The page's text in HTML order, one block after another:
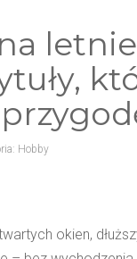
Hobby
okien,